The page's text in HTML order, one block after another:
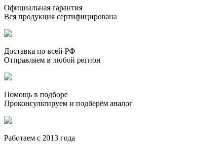
Официальная гарантия
Вся продукция сертифицирована
Доставка по всей РФ
Отправляем в любой регион
Помощь в подборе
Проконсультируем и подберём аналог
Работаем с 2013 года